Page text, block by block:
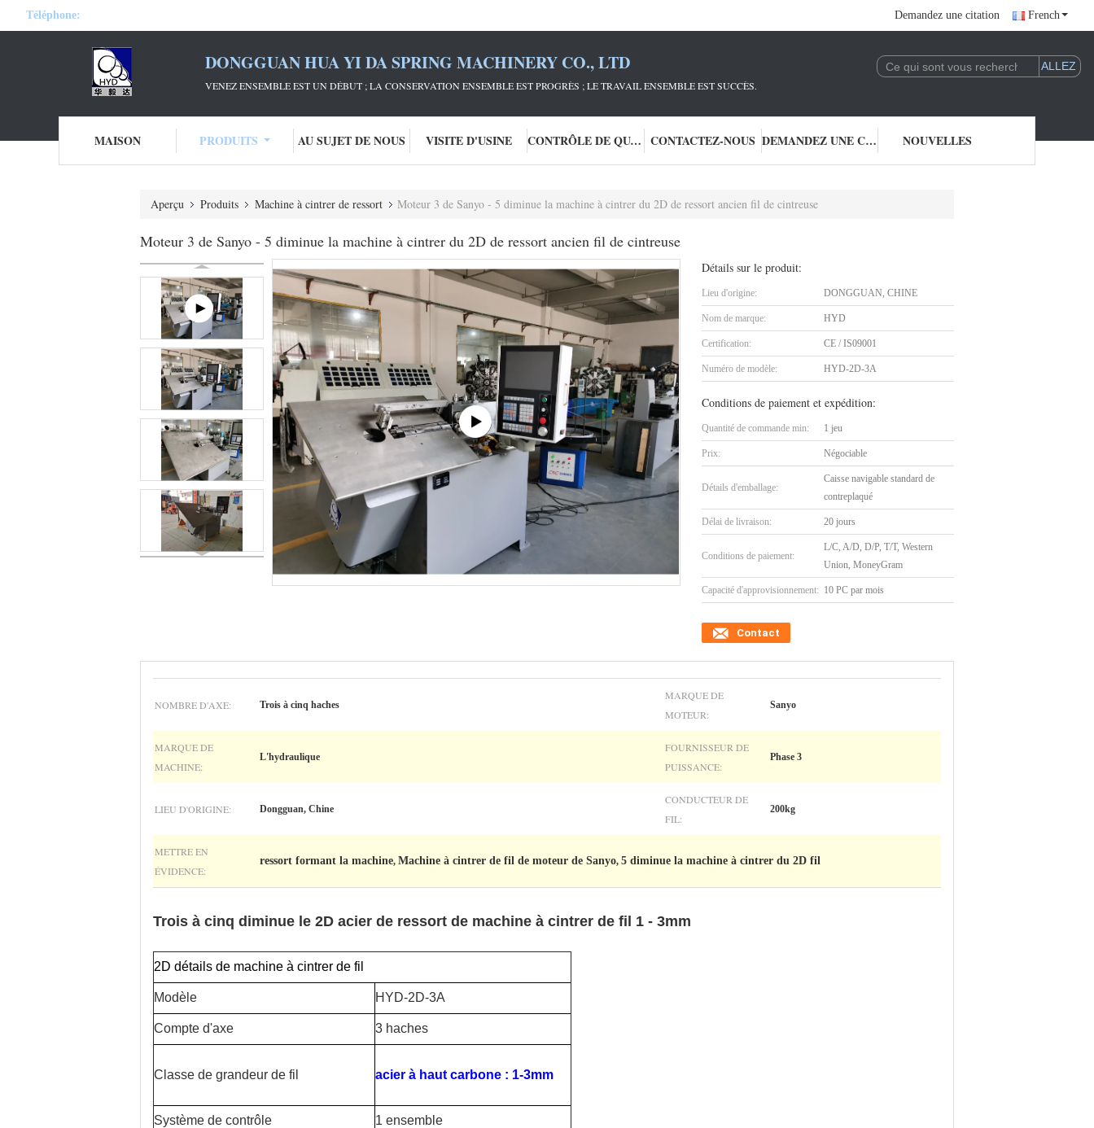
Téléphone: Demandez une citation French
DONGGUAN HUA YI DA SPRING MACHINERY CO., LTD
VENEZ ENSEMBLE EST UN DÉBUT ; LA CONSERVATION ENSEMBLE EST PROGRÈS ; LE TRAVAIL ENSEMBLE EST SUCCÈS.
MAISON PRODUITS AU SUJET DE NOUS VISITE D'USINE CONTRÔLE DE QUALITÉ CONTACTEZ-NOUS DEMANDEZ UNE CITATION NOUVELLES
Aperçu Produits Machine à cintrer de ressort Moteur 3 de Sanyo - 5 diminue la machine à cintrer du 2D de ressort ancien fil de cintreuse
Moteur 3 de Sanyo - 5 diminue la machine à cintrer du 2D de ressort ancien fil de cintreuse
Détails sur le produit:
Lieu d'origine: DONGGUAN, CHINE
Nom de marque: HYD
Certification: CE / IS09001
Numéro de modèle: HYD-2D-3A
Conditions de paiement et expédition:
Quantité de commande min: 1 jeu
Prix: Négociable
Détails d'emballage:
Caisse navigable standard de
contreplaqué
Délai de livraison: 20 jours
Conditions de paiement:
L/C, A/D, D/P, T/T, Western
Union, MoneyGram
Capacité d'approvisionnement: 10 PC par mois
Contact
NOMBRE D'AXE: Trois à cinq haches
MARQUE DE
MOTEUR:
Sanyo
MARQUE DE
MACHINE:
L'hydraulique
FOURNISSEUR DE
PUISSANCE:
Phase 3
LIEU D'ORIGINE: Dongguan, Chine
CONDUCTEUR DE
FIL:
200kg
METTRE EN
ÉVIDENCE:
ressort formant la machine, Machine à cintrer de fil de moteur de Sanyo, 5 diminue la machine à cintrer du 2D fil
Trois à cinq diminue le 2D acier de ressort de machine à cintrer de fil 1 - 3mm
2D détails de machine à cintrer de fil
Modèle HYD-2D-3A
Compte d'axe 3 haches
Classe de grandeur de fil acier à haut carbone : 1-3mm
Système de contrôle 1 ensemble